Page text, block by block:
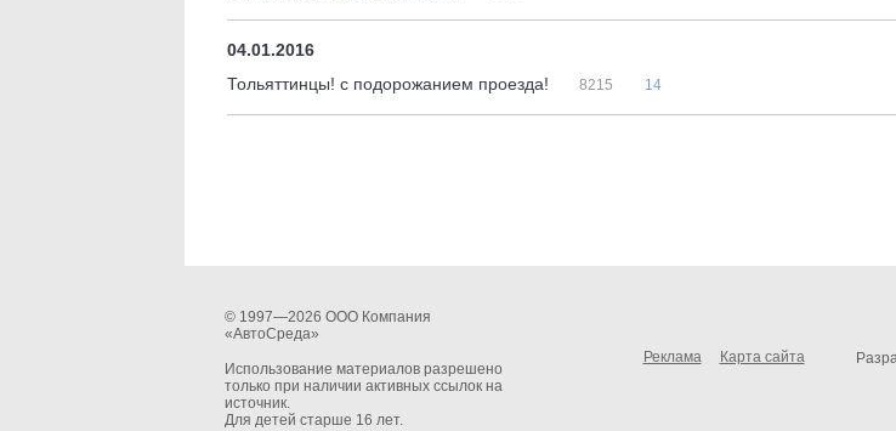
04.01.2016
Тольяттинцы! с подорожанием проезда!
8215 14
© 1997—2026 ООО Компания
«АвтоСреда»
Использование материалов разрешено
только при наличии активных ссылок на
источник.
Для детей старше 16 лет.
Реклама Карта сайта